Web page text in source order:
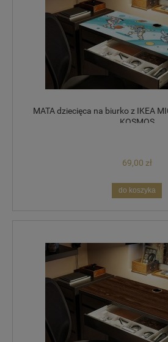
MATA dziecięca na biurko z IKEA
KOSMOS
69,00 zł
do koszyka